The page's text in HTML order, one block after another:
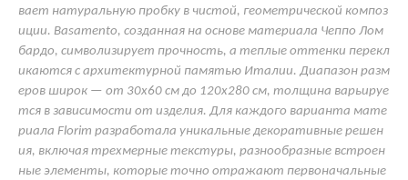
вает натуральную пробку в чистой, геометрической композ
иции. Basamento, созданная на основе материала Чеппо Лом
бардо, символизирует прочность, а теплые оттенки перекл
икаются с архитектурной памятью Италии. Диапазон разм
еров широк — от 30х60 см до 120х280 см, толщина варьируе
тся в зависимости от изделия. Для каждого варианта мате
риала Florim разработала уникальные декоративные решен
ия, включая трехмерные текстуры, разнообразные встроен
ные элементы, которые точно отражают первоначальные